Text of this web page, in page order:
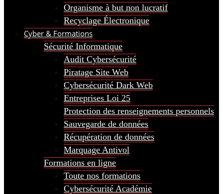
Organisme à but non lucratif
Recyclage Électronique
Cyber & Formations
Sécurité Informatique
Audit Cybersécurité
Piratage Site Web
Cybersécurité Dark Web
Entreprises Loi 25
Protection des renseignements personnels
Sauvegarde de données
Récupération de données
Marquage Antivol
Formations en ligne
Toute nos formations
Cybersécurité Académie